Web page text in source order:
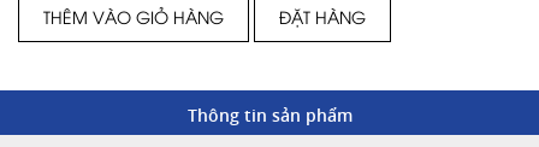
THÊM VÀO GIỎ HÀNG ĐẶT HÀNG
Thông tin sản phẩm